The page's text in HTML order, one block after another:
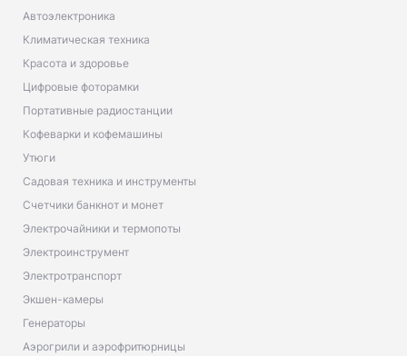
Автоэлектроника
Климатическая техника
Красота и здоровье
Цифровые фоторамки
Портативные радиостанции
Кофеварки и кофемашины
Утюги
Садовая техника и инструменты
Счетчики банкнот и монет
Электрочайники и термопоты
Электроинструмент
Электротранспорт
Экшен-камеры
Генераторы
Аэрогрили и аэрофритюрницы